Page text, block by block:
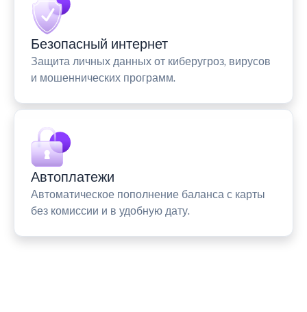
Безопасный интернет
Защита личных данных от киберугроз, вирусов
и мошеннических программ.
Автоплатежи
Автоматическое пополнение баланса с карты
без комиссии и в удобную дату.